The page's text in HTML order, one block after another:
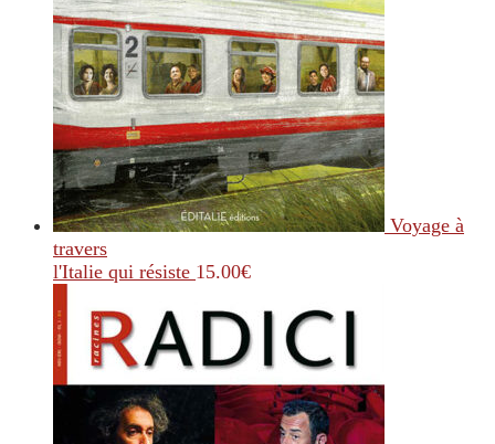
Voyage à
travers
l'Italie qui résiste 15.00€